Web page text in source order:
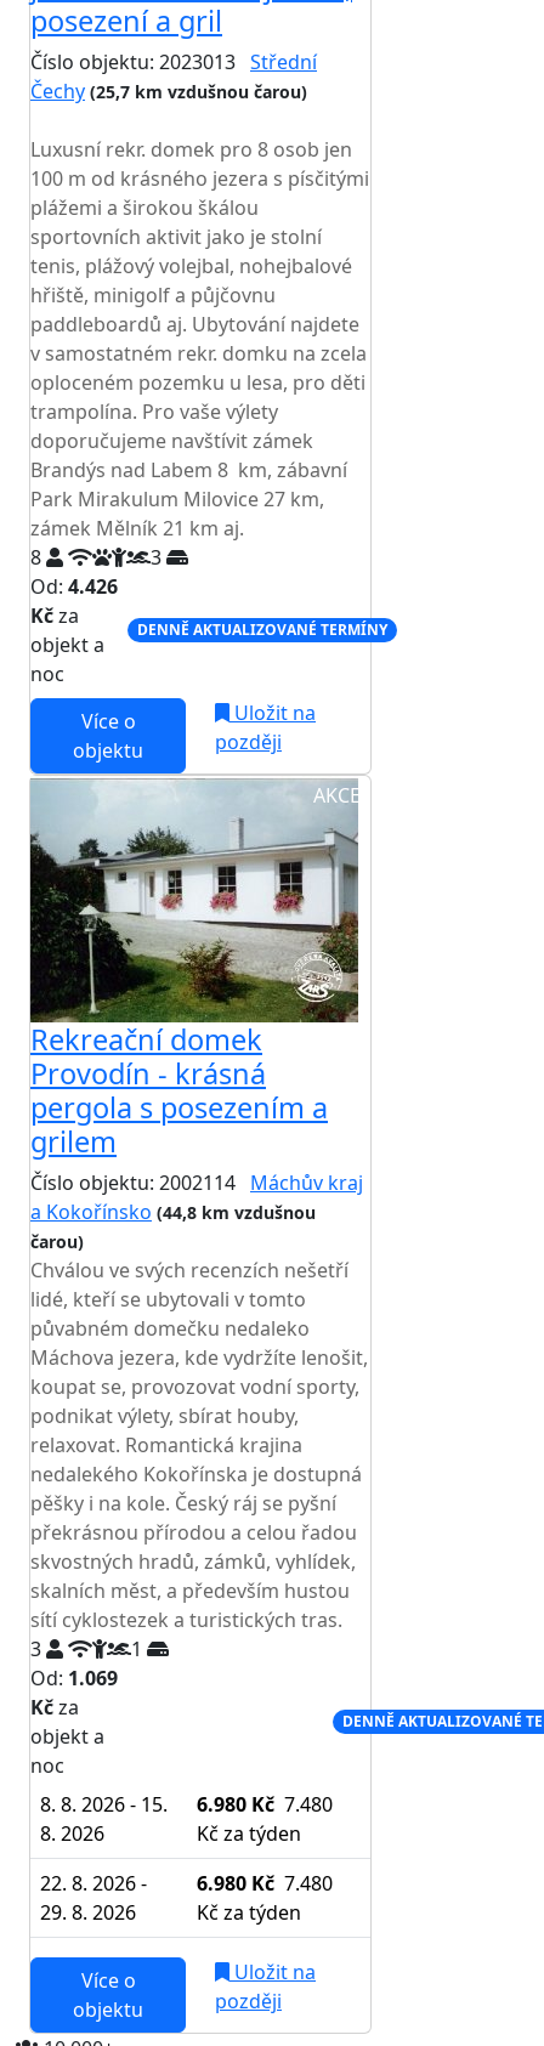
posezení a gril
Číslo objektu: 2023013 Střední
Čechy (25,7 km vzdušnou čarou)
Luxusní rekr. domek pro 8 osob jen
100 m od krásného jezera s písčitými
plážemi a širokou škálou
sportovních aktivit jako je stolní
tenis, plážový volejbal, nohejbalové
hřiště, minigolf a půjčovnu
paddleboardů aj. Ubytování najdete
v samostatném rekr. domku na zcela
oploceném pozemku u lesa, pro děti
trampolína. Pro vaše výlety
doporučujeme navštívit zámek
Brandýs nad Labem 8 km, zábavní
Park Mirakulum Milovice 27 km,
zámek Mělník 21 km aj.
8
3
Od: 4.426
Kčza
objekt a
noc
DENNĚ AKTUALIZOVANÉ TERMÍNY
Více o
objektu
Uložit na
později
AKCE
Rekreační domek
Provodín - krásná
pergola s posezením a
grilem
Číslo objektu: 2002114 Máchův kraj
a Kokořínsko (44,8 km vzdušnou
čarou)
Chválou ve svých recenzích nešetří
lidé, kteří se ubytovali v tomto
půvabném domečku nedaleko
Máchova jezera, kde vydržíte lenošit,
koupat se, provozovat vodní sporty,
podnikat výlety, sbírat houby,
relaxovat. Romantická krajina
nedalekého Kokořínska je dostupná
pěšky i na kole. Český ráj se pyšní
překrásnou přírodou a celou řadou
skvostných hradů, zámků, vyhlídek,
skalních měst, a především hustou
sítí cyklostezek a turistických tras.
3
1
Od: 1.069
Kčza
objekt a
noc
DENNĚ AKTUALIZOVANÉ
8. 8. 2026 - 15.
8. 2026
6.980 Kč 7.480
Kč za týden
22. 8. 2026 -
29. 8. 2026
6.980 Kč 7.480
Kč za týden
Více o
objektu
Uložit na
později